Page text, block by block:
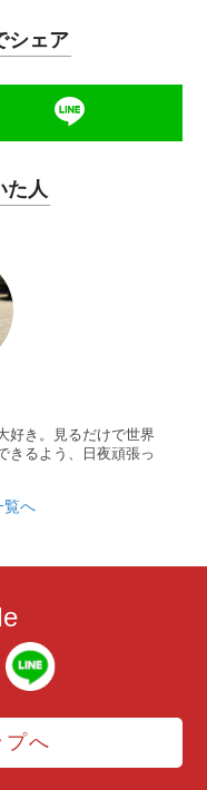
シェア
た人
好き。見るだけで世界
きるよう、日夜頑張っ
覧へ
プへ